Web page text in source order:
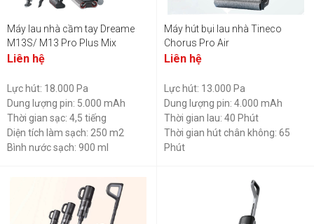
Máy lau nhà cầm tay Dreame
M13S/ M13 Pro Plus Mix
Liên hệ
Lực hút: 18.000 Pa
Dung lượng pin: 5.000 mAh
Thời gian sạc: 4,5 tiếng
Diện tích làm sạch: 250 m2
Bình nước sạch: 900 ml
Máy hút bụi lau nhà Tineco
Chorus Pro Air
Liên hệ
Lực hút: 13.000 Pa
Dung lượng pin: 4.000 mAh
Thời gian lau: 40 Phút
Thời gian hút chân không: 65
Phút